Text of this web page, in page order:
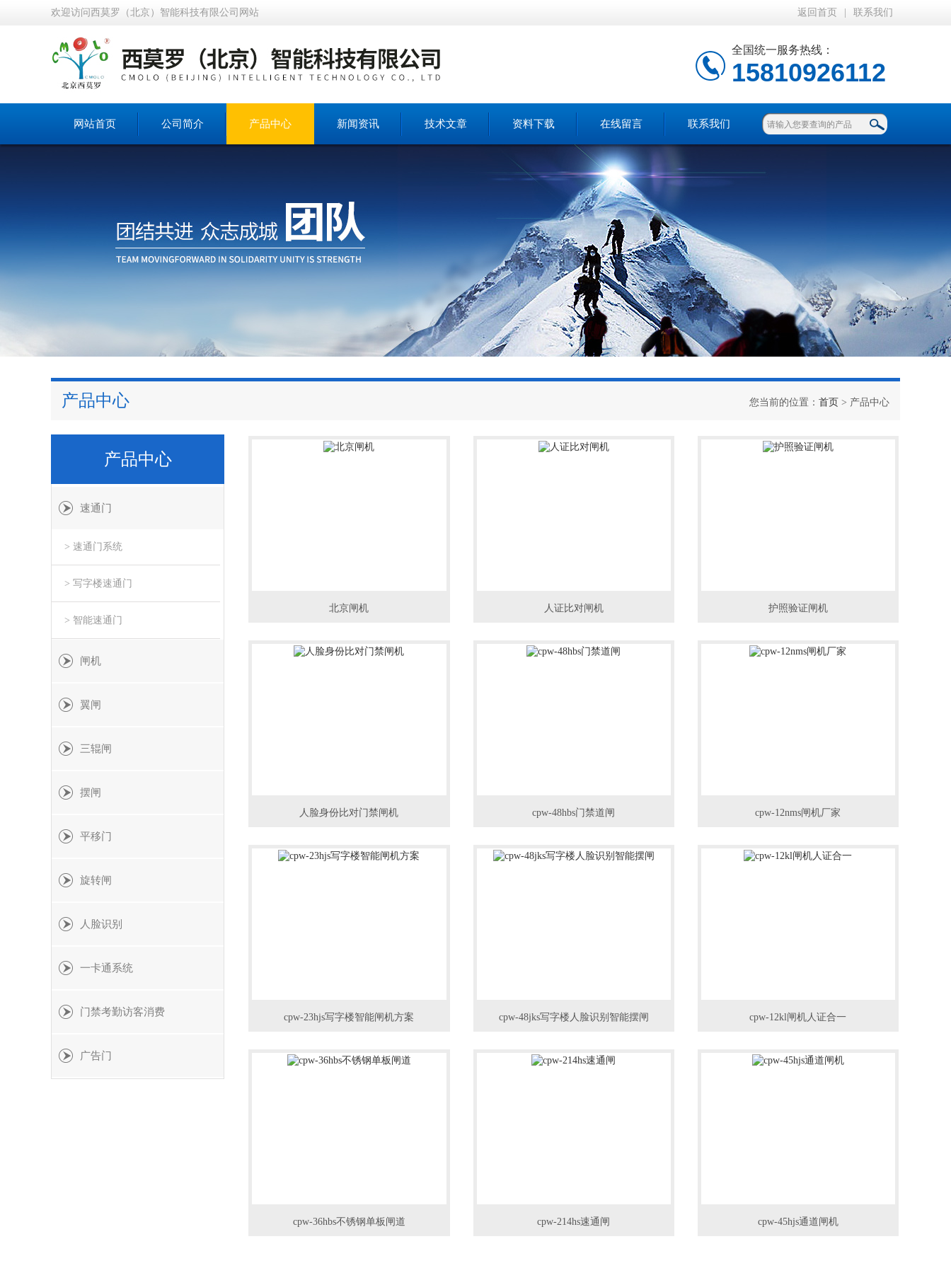
欢迎访问西莫罗（北京）智能科技有限公司网站 返回首页 联系我们
全国统一服务热线：
15810926112
网站首页 公司简介 产品中心 新闻资讯 技术文章 资料下载 在线留言 联系我们
产品中心 您当前的位置： 首页 > 产品中心
产品中心
速通门
> 速通门系统
> 写字楼速通门
> 智能速通门
闸机
翼闸
三辊闸
摆闸
平移门
旋转闸
人脸识别
一卡通系统
门禁考勤访客消费
广告门
北京闸机 人证比对闸机 护照验证闸机
人脸身份比对门禁闸机 cpw-48hbs门禁道闸 cpw-12nms闸机厂家
cpw-23hjs写字楼智能闸机方案 cpw-48jks写字楼人脸识别智能摆闸 cpw-12kl闸机人证合一
cpw-36hbs不锈钢单板闸道 cpw-214hs速通闸 cpw-45hjs通道闸机